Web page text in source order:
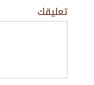
تعليقك